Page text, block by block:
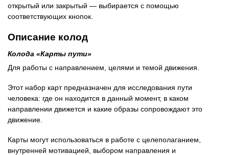
открытый или закрытый — выбирается с помощью
соответствующих кнопок.
Описание колод
Колода «Карты пути»
Для работы с направлением, целями и темой движения.
Этот набор карт предназначен для исследования пути
человека: где он находится в данный момент, в каком
направлении движется и какие образы сопровождают это
движение.
Карты могут использоваться в работе с целеполаганием,
внутренней мотивацией, выбором направления и